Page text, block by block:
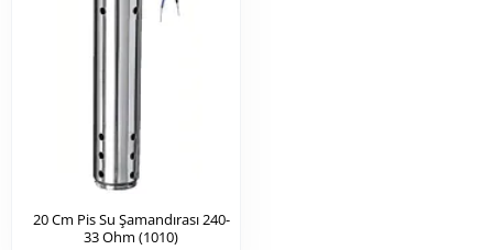
20 Cm Pis Su Şamandırası 240-
33 Ohm (1010)